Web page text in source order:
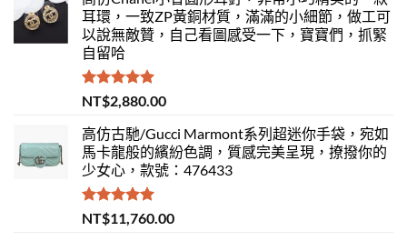
耳環，一致ZP黃銅材質，滿滿的小細節，做工可
以說無敵贊，自己看圖感受一下，寶寶們，抓緊
自留哈
評分 5.00
滿分 5
NT$2,880.00
高仿古馳/Gucci Marmont系列超迷你手袋，宛如
馬卡龍般的繽紛色調，質感完美呈現，撩撥你的
少女心，款號：476433
評分5.00
滿分 5
NT$11,760.00